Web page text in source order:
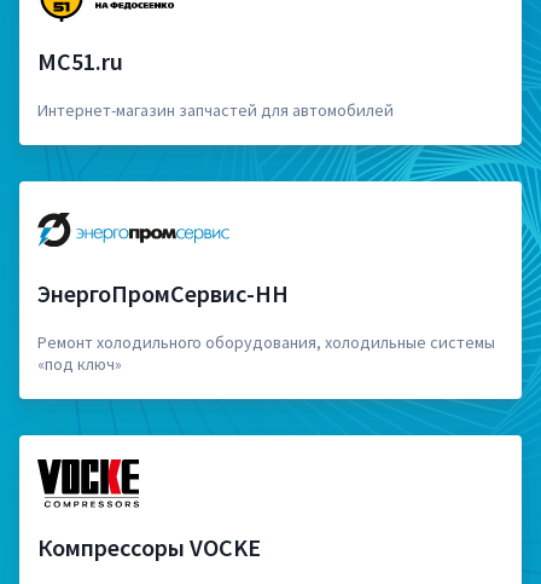
MC51.ru
Интернет-магазин запчастей для автомобилей
ЭнергоПромСервис-НН
Ремонт холодильного оборудования, холодильные системы
«под ключ»
Компрессоры VOCKE